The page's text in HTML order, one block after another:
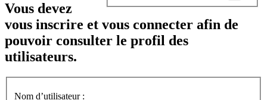
Vous devez
vous inscrire et vous connecter afin de
pouvoir consulter le profil des
utilisateurs.
Nom d’utilisateur :